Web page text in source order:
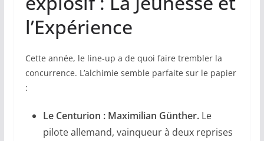
l’Expérience
Cette année, le line-up a de quoi faire trembler la
concurrence. L’alchimie semble parfaite sur le papier
:
Le Centurion : Maximilian Günther.Le
pilote allemand, vainqueur à deux reprises